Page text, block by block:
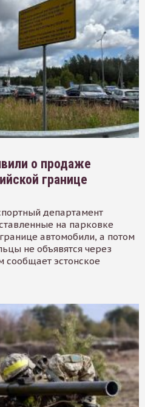
о продаже
границе
департамент
на парковке
автомобили, а потом
не объявятся через
сообщает эстонское